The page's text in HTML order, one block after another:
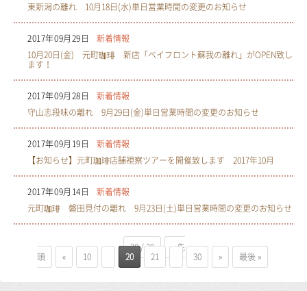
東新潟の離れ 10月18日(水)単日営業時間の変更のお知らせ
2017年09月29日
新着情報
10月20日(金) 元町珈琲 新店「ベイフロント蘇我の離れ」がOPEN致し
ます！
2017年09月28日
新着情報
守山志段味の離れ 9月29日(金)単日営業時間の変更のお知らせ
2017年09月19日
新着情報
【お知らせ】元町珈琲店舗視察ツアーを開催致します 2017年10月
2017年09月14日
新着情報
元町珈琲 磐田見付の離れ 9月23日(土)単日営業時間の変更のお知らせ
20 / 30 « 先
頭 « 10 20 21 30 » 最後 »